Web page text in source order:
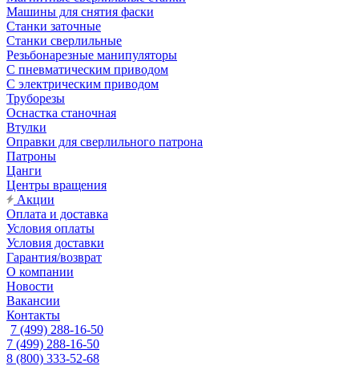
Машины для снятия фаски
Станки заточные
Станки сверлильные
Резьбонарезные манипуляторы
С пневматическим приводом
С электрическим приводом
Труборезы
Оснастка станочная
Втулки
Оправки для сверлильного патрона
Патроны
Цанги
Центры вращения
Акции
Оплата и доставка
Условия оплаты
Условия доставки
Гарантия/возврат
О компании
Новости
Вакансии
Контакты
7 (499) 288-16-50
7 (499) 288-16-50
8 (800) 333-52-68